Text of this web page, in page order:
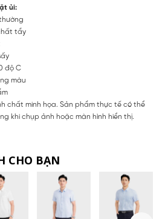
ủi:
tẩy
độ C
màu
chất minh họa. Sản phẩm thực tế có thể
khi chụp ảnh hoặc màn hình hiển thị.
CHO BẠN